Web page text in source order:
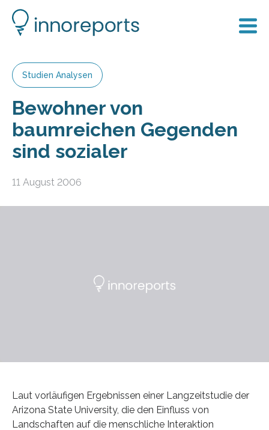
Studien Analysen
Bewohner von
baumreichen Gegenden
sind sozialer
11 August 2006
Laut vorläufigen Ergebnissen einer Langzeitstudie der
Arizona State University, die den Einfluss von
Landschaften auf die menschliche Interaktion